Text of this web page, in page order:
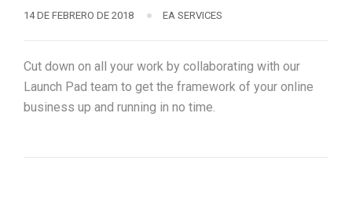
14 DE FEBRERO DE 2018 EA SERVICES
Cut down on all your work by collaborating with our
Launch Pad team to get the framework of your online
business up and running in no time.